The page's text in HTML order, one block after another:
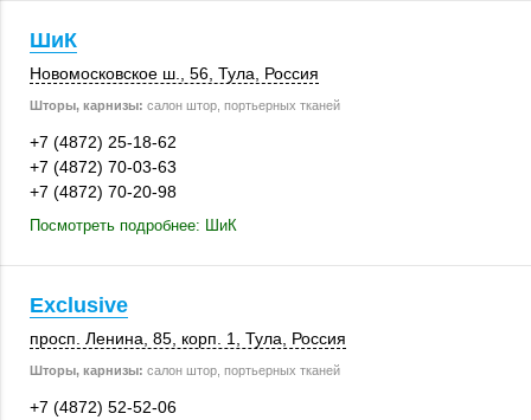
ШиК
Новомосковское ш., 56, Тула Россия
Шторы, карнизы: салон штор, портьерных тканей
+7 (4872) 25-18-62
+7 (4872) 70-03-63
+7 (4872) 70-20-98
Посмотреть подробнее: ШиК
Exclusive
просп. Ленина, 85 корп. 1 Тула Россия
Шторы, карнизы: салон штор, портьерных тканей
+7 (4872) 52-52-06